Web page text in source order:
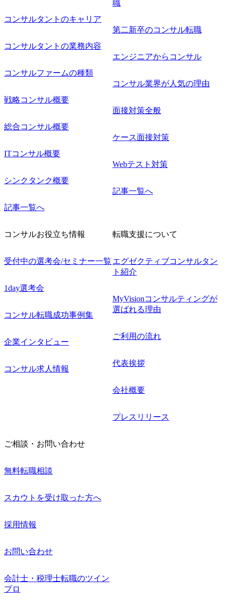
コンサルタントのキャリア
コンサルタントの業務内容
コンサルファームの種類
戦略コンサル概要
総合コンサル概要
ITコンサル概要
シンクタンク概要
記事一覧へ
職
第二新卒のコンサル転職
エンジニアからコンサル
コンサル業界が人気の理由
面接対策全般
ケース面接対策
Webテスト対策
記事一覧へ
コンサルお役立ち情報
受付中の選考会/セミナー一覧
1day選考会
コンサル転職成功事例集
企業インタビュー
コンサル求人情報
転職支援について
エグゼクティブコンサルタン
ト紹介
MyVisionコンサルティングが
選ばれる理由
ご利用の流れ
代表挨拶
会社概要
プレスリリース
ご相談・お問い合わせ
無料転職相談
スカウトを受け取った方へ
採用情報
お問い合わせ
会計士・税理士転職のツイン
プロ